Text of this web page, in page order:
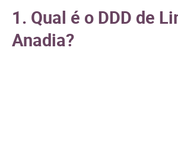
1. Qual é o DDD de
Anadia?